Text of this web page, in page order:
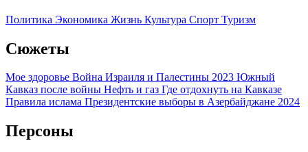
Политика Экономика Жизнь Культура Спорт Туризм
Сюжеты
Мое здоровье Война Израиля и Палестины 2023 Южный
Кавказ после войны Нефть и газ Где отдохнуть на Кавказе
Правила ислама Президентские выборы в Азербайджане 2024
Персоны